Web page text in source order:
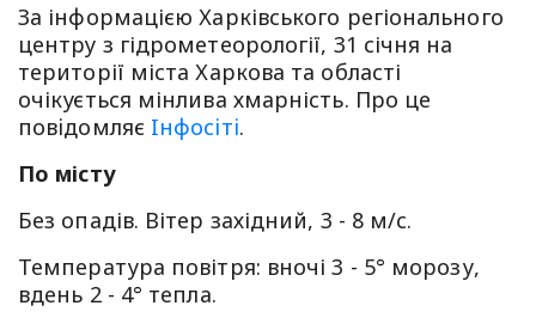
За інформацією Харківського регіонального
центру з гідрометеорології, 31 січня на
території міста Харкова та області
очікується мінлива хмарність. Про це
повiдомляє Iнфосiтi.
По місту
Без опадів. Вітер західний, 3 - 8 м/с.
Температура повітря: вночі 3 - 5° морозу,
вдень 2 - 4° тепла.